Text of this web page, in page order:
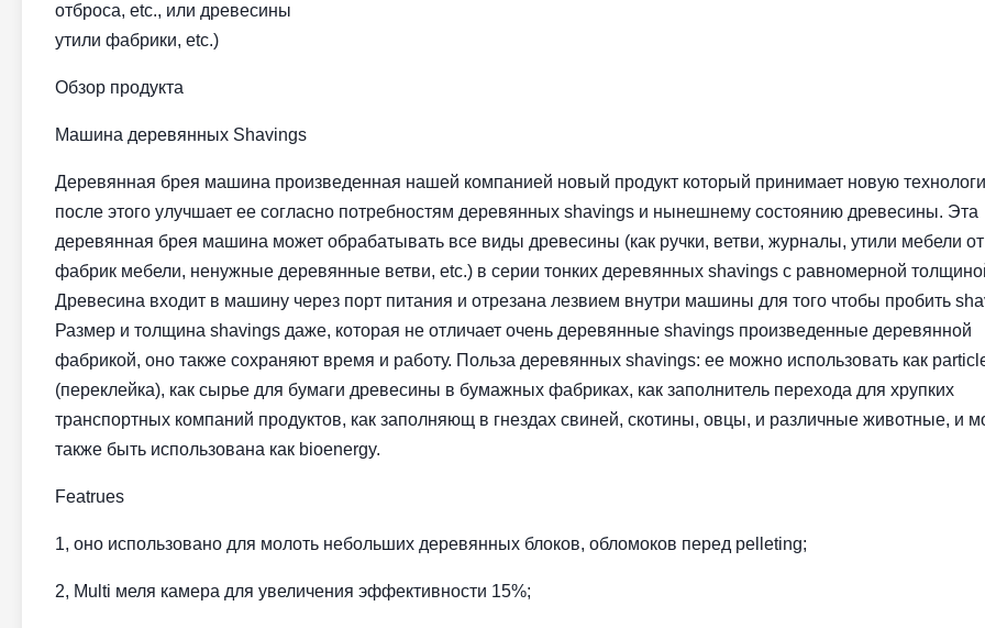
отброса, etc., или древесины
утили фабрики, etc.)
Обзор продукта
Машина деревянных Shavings
Деревянная брея машина произведенная нашей компанией новый продукт который принимает новую
после этого улучшает ее согласно потребностям деревянных shavings и нынешнему состоянию древесины. Эта
деревянная брея машина может обрабатывать все виды древесины (как ручки, ветви, журналы, утили мебели от
фабрик мебели, ненужные деревянные ветви, etc.) в серии тонких деревянных shavings с равномерной
Древесина входит в машину через порт питания и отрезана лезвием внутри машины для того чтобы пробить
Размер и толщина shavings даже, которая не отличает очень деревянные shavings произведенные деревянной
фабрикой, оно также сохраняют время и работу. Польза деревянных shavings: ее можно использовать как
(переклейка), как сырье для бумаги древесины в бумажных фабриках, как заполнитель перехода для хрупких
транспортных компаний продуктов, как заполняющ в гнездах свиней, скотины, овцы, и различные животные, и
также быть использована как bioenergy.
Featrues
1, оно использовано для молоть небольших деревянных блоков, обломоков перед pelleting;
2, Multi меля камера для увеличения эффективности 15%;